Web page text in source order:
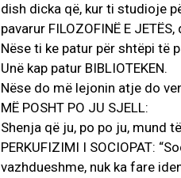
dish dicka që, kur ti studioje
pavarur FILOZOFINË E JETËS,
Nëse ti ke patur për shtëpi të
Unë kap patur BIBLIOTEKEN.
Nëse do më lejonin atje do
MË POSHT PO JU SJELL:
Shenja që ju, po po ju, mund
PERKUFIZIMI I SOCIOPAT:
vazhdueshme, nuk ka fare